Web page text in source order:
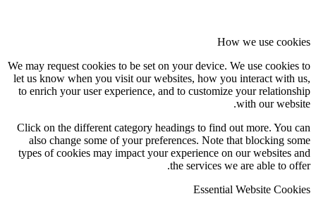
How we use cookies
We may request cookies to be set on your device. We use cookies to
let us know when you visit our websites, how you interact with us,
to enrich your user experience, and to customize your relationship
with our website.
Click on the different category headings to find out more. You can
also change some of your preferences. Note that blocking some
types of cookies may impact your experience on our websites and
the services we are able to offer.
Essential Website Cookies